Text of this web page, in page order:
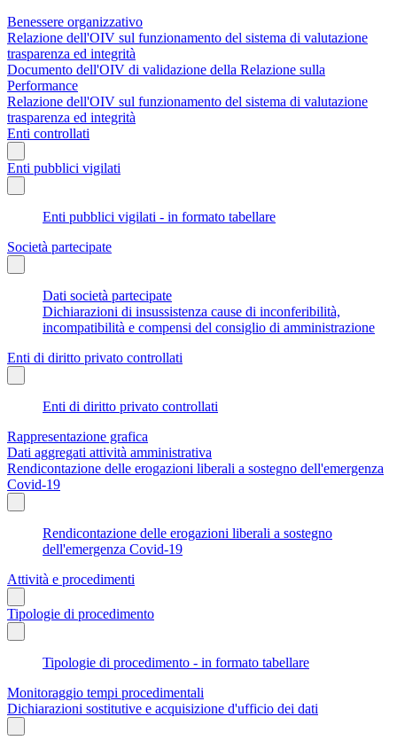
Benessere organizzativo
Relazione dell'OIV sul funzionamento del sistema di valutazione
trasparenza ed integrità
Documento dell'OIV di validazione della Relazione sulla
Performance
Relazione dell'OIV sul funzionamento del sistema di valutazione
trasparenza ed integrità
Enti controllati
Enti pubblici vigilati
Enti pubblici vigilati - in formato tabellare
Società partecipate
Dati società partecipate
Dichiarazioni di insussistenza cause di inconferibilità,
incompatibilità e compensi del consiglio di amministrazione
Enti di diritto privato controllati
Enti di diritto privato controllati
Rappresentazione grafica
Dati aggregati attività amministrativa
Rendicontazione delle erogazioni liberali a sostegno dell'emergenza
Covid-19
Rendicontazione delle erogazioni liberali a sostegno
dell'emergenza Covid-19
Attività e procedimenti
Tipologie di procedimento
Tipologie di procedimento - in formato tabellare
Monitoraggio tempi procedimentali
Dichiarazioni sostitutive e acquisizione d'ufficio dei dati